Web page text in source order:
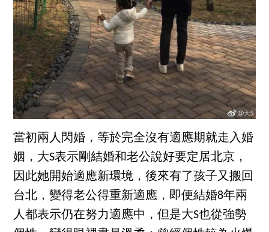
當初兩人閃婚，等於完全沒有適應期就走入婚
姻，大S表示剛結婚和老公說好要定居北京，
因此她開始適應新環境，後來有了孩子又搬回
台北，變得老公得重新適應，即便結婚8年兩
人都表示仍在努力適應中，但是大S也從強勢